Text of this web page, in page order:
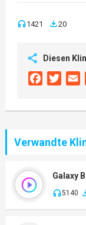
1421 20
Diesen
Facebook
Verwandte
Galaxy
5140